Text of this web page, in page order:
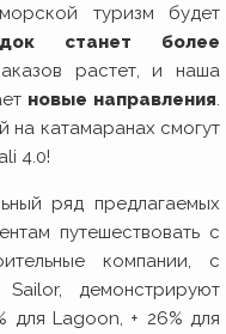
туризм будет
станет более
растет, и наша
новые направления.
на катамаранах смогут
4.0!
ряд предлагаемых
путешествовать с
компании, с
демонстрируют
для Lagoon, + 26% для